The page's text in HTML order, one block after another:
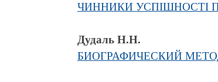
ЧИННИКИ УСПІШНОСТІ
Дудаль Н.Н.
БИОГРАФИЧЕСКИЙ